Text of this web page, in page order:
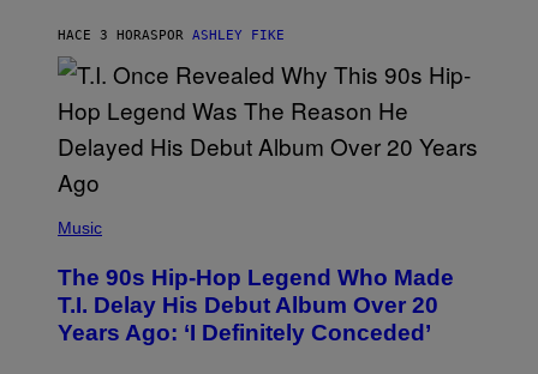
R
E
E
A
HACE 3 HORAS POR ASHLEY FIKE
P
O
B
Y
Music
The 90s Hip-Hop Legend Who Made
T.I. Delay His Debut Album Over 20
Years Ago: ‘I Definitely Conceded’